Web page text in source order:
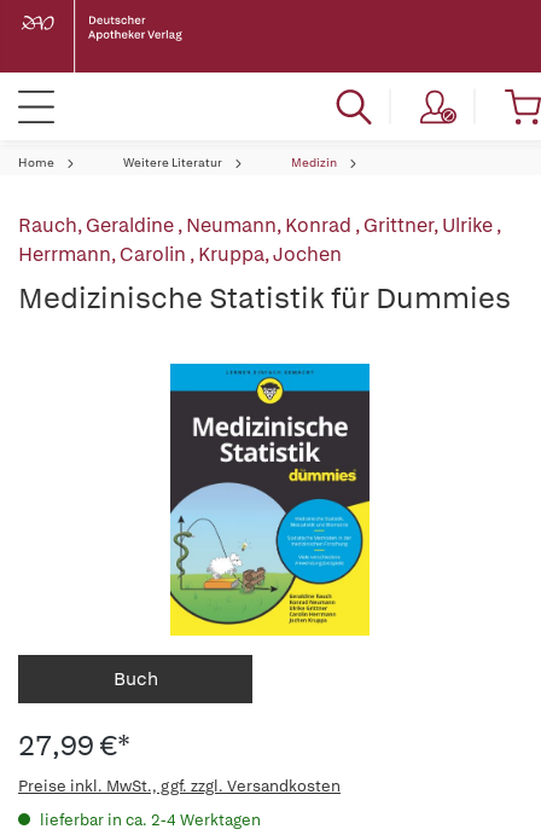
Home Weitere Literatur Medizin
Rauch, Geraldine,Neumann, Konrad ,Grittner, Ulrike,
Herrmann, Carolin ,Kruppa, Jochen
Medizinische Statistik für Dummies
Buch
27,99 €*
Preise inkl. MwSt., ggf. zzgl. Versandkosten
lieferbar in ca. 2-4 Werktagen